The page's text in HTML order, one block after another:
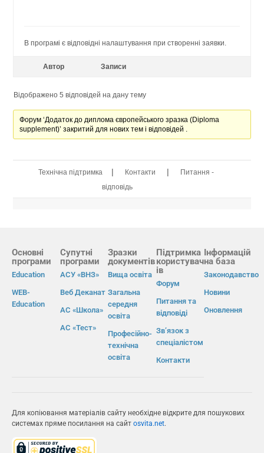
В програмі є відповідні налаштування при створенні заявки.
Автор Записи
Відображено 5 відповідей на дану тему
Форум ‘Додаток до диплома європейського зразка (Diploma
supplement)’ закритий для нових тем і відповідей .
Технічна підтримка | Контакти |
Питання -
відповідь
Основні
програми
Education
WEB-
Education
Супутні
програми
АСУ «ВНЗ»
Веб Деканат
АС «Школа»
АС «Тест»
Зразки
документів
Вища освіта
Загальна
середня
освіта
Професійно-
технічна
освіта
Підтримка
користувач
ів
Форум
Питання та
відповіді
Зв’язок з
спеціалістом
Контакти
Інформацій
на база
Законодавство
Новини
Оновлення
Для копіювання матеріалів сайту необхідне відкрите для пошукових
системах пряме посилання на сайт osvita.net.